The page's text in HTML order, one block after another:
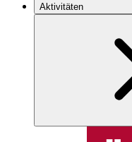
Aktivitäten